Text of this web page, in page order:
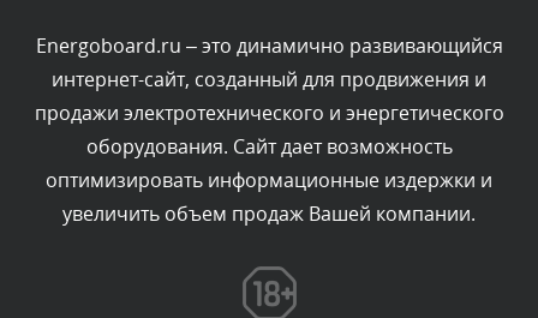
Комментарий проверяется
Текст комментария будет виден после проверки
администратором.
Вчера, в 22:19
Комментарий проверяется
Текст комментария будет виден после проверки
Energoboard.ru – это динамично развивающийся
интернет-сайт, созданный для продвижения и
продажи электротехнического и энергетического
оборудования. Сайт дает возможность
оптимизировать информационные издержки и
увеличить объем продаж Вашей компании.